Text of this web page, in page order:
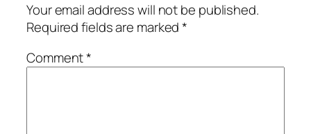
Your email address will not be published.
Required fields are marked*
Comment*